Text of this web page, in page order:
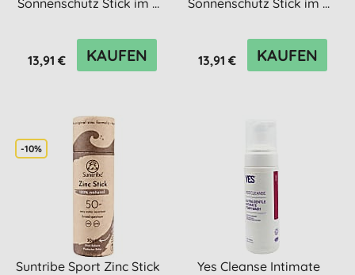
Sonnenschutz Stick im ...
13,91 € KAUFEN
Sonnenschutz Stick im ...
13,91 € KAUFEN
-10%
Suntribe Sport Zinc Stick
Yes Cleanse Intimate